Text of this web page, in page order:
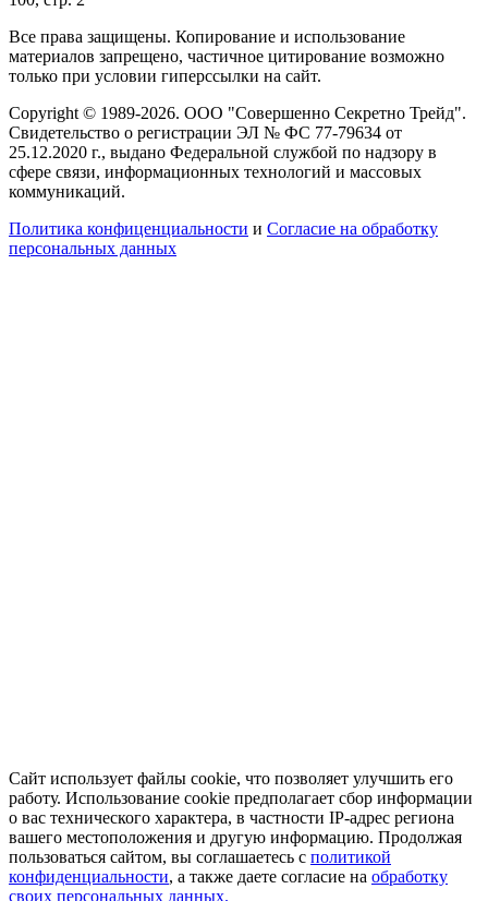
Все права защищены. Копирование и использование
материалов запрещено, частичное цитирование возможно
только при условии гиперссылки на сайт.
Copyright © 1989-2026. ООО "Совершенно Секретно Трейд".
Свидетельство о регистрации ЭЛ № ФС 77-79634 от
25.12.2020 г., выдано Федеральной службой по надзору в
сфере связи, информационных технологий и массовых
коммуникаций.
Политика конфиценциальности и Согласие на обработку
персональных данных
Сайт использует файлы cookie, что позволяет улучшить его
работу. Использование cookie предполагает сбор информации
о вас технического характера, в частности IP-адрес региона
вашего местоположения и другую информацию. Продолжая
пользоваться сайтом, вы соглашаетесь с политикой
конфиденциальности, а также даете согласие на обработку
своих персональных данных.